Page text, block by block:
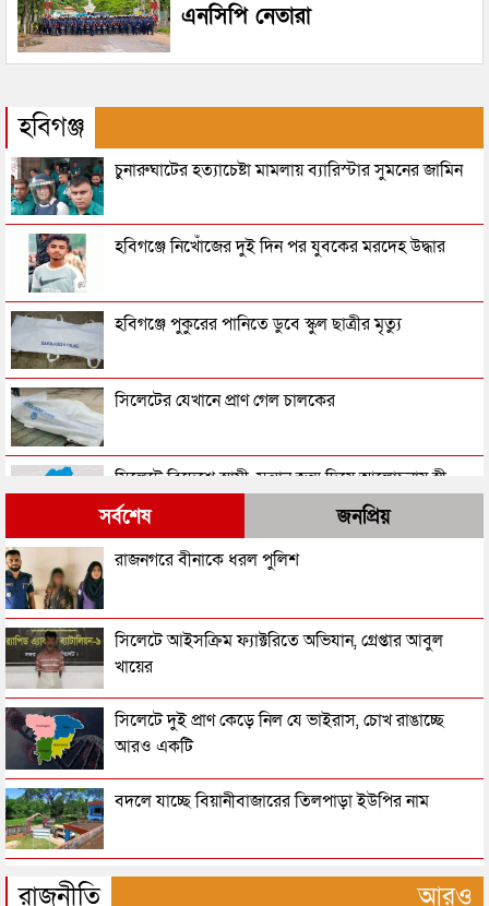
এনসিপি নেতারা
হবিগঞ্জ
চুনারুঘাটের হত্যাচেষ্টা মামলায় ব্যারিস্টার সুমনের জামিন
হবিগঞ্জে নিখোঁজের দুই দিন পর যুবকের মরদেহ উদ্ধার
হবিগঞ্জে পুকুরের পানিতে ডুবে স্কুল ছাত্রীর মৃত্যু
সিলেটের যেখানে প্রাণ গেল চালকের
সিলেটে বিদেশে স্বামী, সন্তান জন্ম দিয়ে আলোচনায় স্ত্রী
চুনারুঘাটে যুবক ও গৃহবধূর মরদেহ উদ্ধার
সিলেটের যেখানে একদিনে ৩ জনের মরদেহ উদ্ধার
র‌্যাব দেখে অটোরিকশা থেকে পালাতে গিয়ে ধরা পড়লেন
কাইয়ুম
সিলেটে স্কুলছাত্রীকে শ্লীলতাহানির চেষ্টা, যুবকের কারাদণ্ড
হবিগঞ্জে সড়কের পাশে পড়ে ছিল নবজাতক, উদ্ধার করে
সর্বশেষ জনপ্রিয়
রাজনগরে বীনাকে ধরল পুলিশ
সিলেটে আইসক্রিম ফ্যাক্টরিতে অভিযান, গ্রেপ্তার আবুল
খায়ের
সিলেটে দুই প্রাণ কেড়ে নিল যে ভাইরাস, চোখ রাঙাচ্ছে
আরও একটি
বদলে যাচ্ছে বিয়ানীবাজারের তিলপাড়া ইউপির নাম
হবিগঞ্জে বাস-পিকআপের মুখোমুখি সংঘর্ষে প্রাণ গেল
রাজনীতি আরও